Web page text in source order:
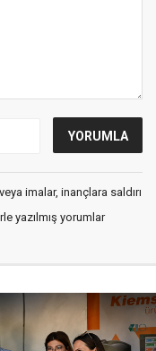
imalar, inançlara saldırı
yazılmış yorumlar